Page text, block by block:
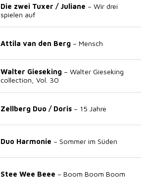
Die zwei Tuxer / Juliane
Wir drei
spielen auf
Attila van den Berg Mensch
Walter Gieseking
Walter Gieseking
collection, Vol. 30
Zellberg Duo / Doris 15 Jahre
Duo Harmonie Sommer im Süden
Stee Wee Beee Boom Boom Boom